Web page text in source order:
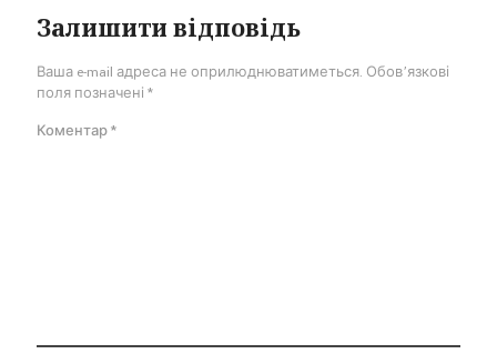
Залишити відповідь
Ваша e-mail адреса не оприлюднюватиметься. Обов’язкові
поля позначені *
Коментар*